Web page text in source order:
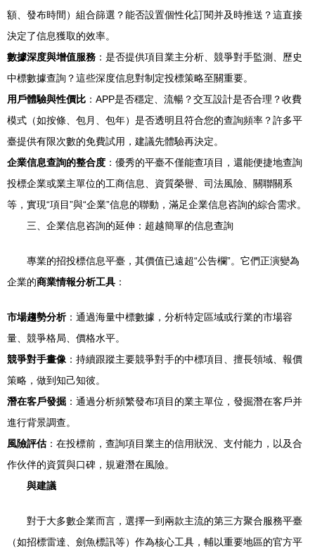
額、發布時間）組合篩選？能否設置個性化訂閱并及時推送？這直接
決定了信息獲取的效率。
數據深度與增值服務 ：是否提供項目業主分析、競爭對手監測、歷史
中標數據查詢？這些深度信息對制定投標策略至關重要。
用戶體驗與性價比 ：APP是否穩定、流暢？交互設計是否合理？收費
模式（如按條、包月、包年）是否透明且符合您的查詢頻率？許多平
臺提供有限次數的免費試用，建議先體驗再決定。
企業信息查詢的整合度 ：優秀的平臺不僅能查項目，還能便捷地查詢
投標企業或業主單位的工商信息、資質榮譽、司法風險、關聯關系
等，實現“項目”與“企業”信息的聯動，滿足企業信息咨詢的綜合需求。
三、企業信息咨詢的延伸：超越簡單的信息查詢
專業的招投標信息平臺，其價值已遠超“公告欄”。它們正演變為
企業的商業情報分析工具 ：
市場趨勢分析：通過海量中標數據，分析特定區域或行業的市場容
量、競爭格局、價格水平。
競爭對手畫像 ：持續跟蹤主要競爭對手的中標項目、擅長領域、報價
策略，做到知己知彼。
潛在客戶發掘 ：通過分析頻繁發布項目的業主單位，發掘潛在客戶并
進行背景調查。
風險評估：在投標前，查詢項目業主的信用狀況、支付能力，以及合
作伙伴的資質與口碑，規避潛在風險。
與建議
對于大多數企業而言，選擇一到兩款主流的第三方聚合服務平臺
（如招標雷達、劍魚標訊等）作為核心工具，輔以重要地區的官方平